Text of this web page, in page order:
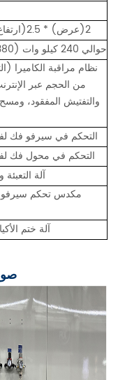
31(طول) * 2(عرض) * 2.5(ارتفاع) متر
حوالي 240 كيلو وات (380 فولت، 50 هرتز)
من الحجم عبر
والتفتيش المفقود،
2. التحكم في سيرفو فك
3. التحكم في محول فك
4. آلة
6. آلة ختم